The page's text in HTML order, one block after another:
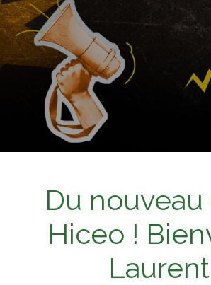
Du
Hiceo !
Laurent